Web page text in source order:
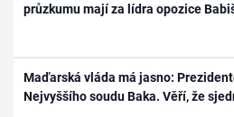
průzkumu mají za lídra opozice
Maďarská vláda má jasno:
Nejvyššího soudu Baka. Věří, že